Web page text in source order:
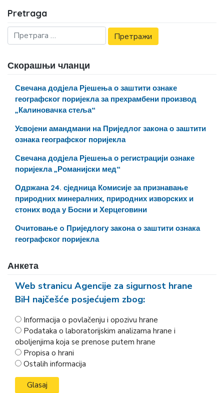
Pretraga
Скорашњи чланци
Свечана додјела Рјешења о заштити ознаке
географског поријекла за прехрамбени производ
„Калиновачка стеља“
Усвојени амандмани на Приједлог закона о заштити
ознака географског поријекла
Свечана додјела Рјешења о регистрацији ознаке
поријекла „Романијски мед“
Одржана 24. сједница Комисије за признавање
природних минералних, природних изворских и
стоних вода у Босни и Херцеговини
Очитовање o Приједлогу закона о заштити ознака
географског поријекла
Анкета
Web stranicu Agencije za sigurnost hrane
BiH najčešće posjećujem zbog:
Informacija o povlačenju i opozivu hrane
Podataka o laboratorijskim analizama hrane i
oboljenjima koja se prenose putem hrane
Propisa o hrani
Ostalih informacija